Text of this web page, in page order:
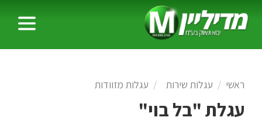
ראשי עגלות שירות עגלות מזוודות
עגלת "בל בוי"